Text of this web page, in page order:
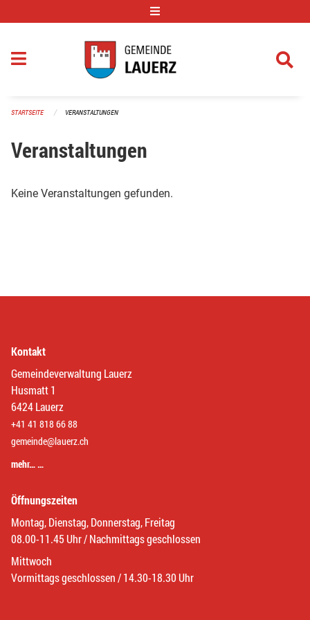
STARTSEITE VERANSTALTUNGEN
Veranstaltungen
Keine Veranstaltungen gefunden.
Kontakt
Gemeindeverwaltung Lauerz
Husmatt 1
6424 Lauerz
+41 41 818 66 88
gemeinde@lauerz.ch
mehr… …
Öffnungszeiten
Montag, Dienstag, Donnerstag, Freitag
08.00-11.45 Uhr / Nachmittags geschlossen
Mittwoch
Vormittags geschlossen / 14.30-18.30 Uhr